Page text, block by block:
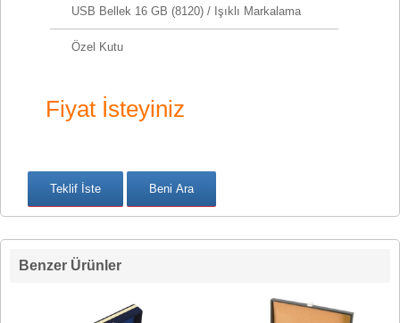
USB Bellek 16 GB (8120) / Işıklı Markalama
Özel Kutu
Fiyat İsteyiniz
Benzer Ürünler